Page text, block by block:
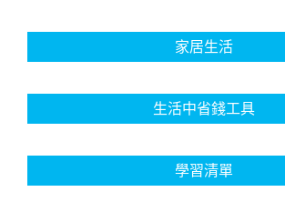
家居生活
生活中省錢工具
學習清單